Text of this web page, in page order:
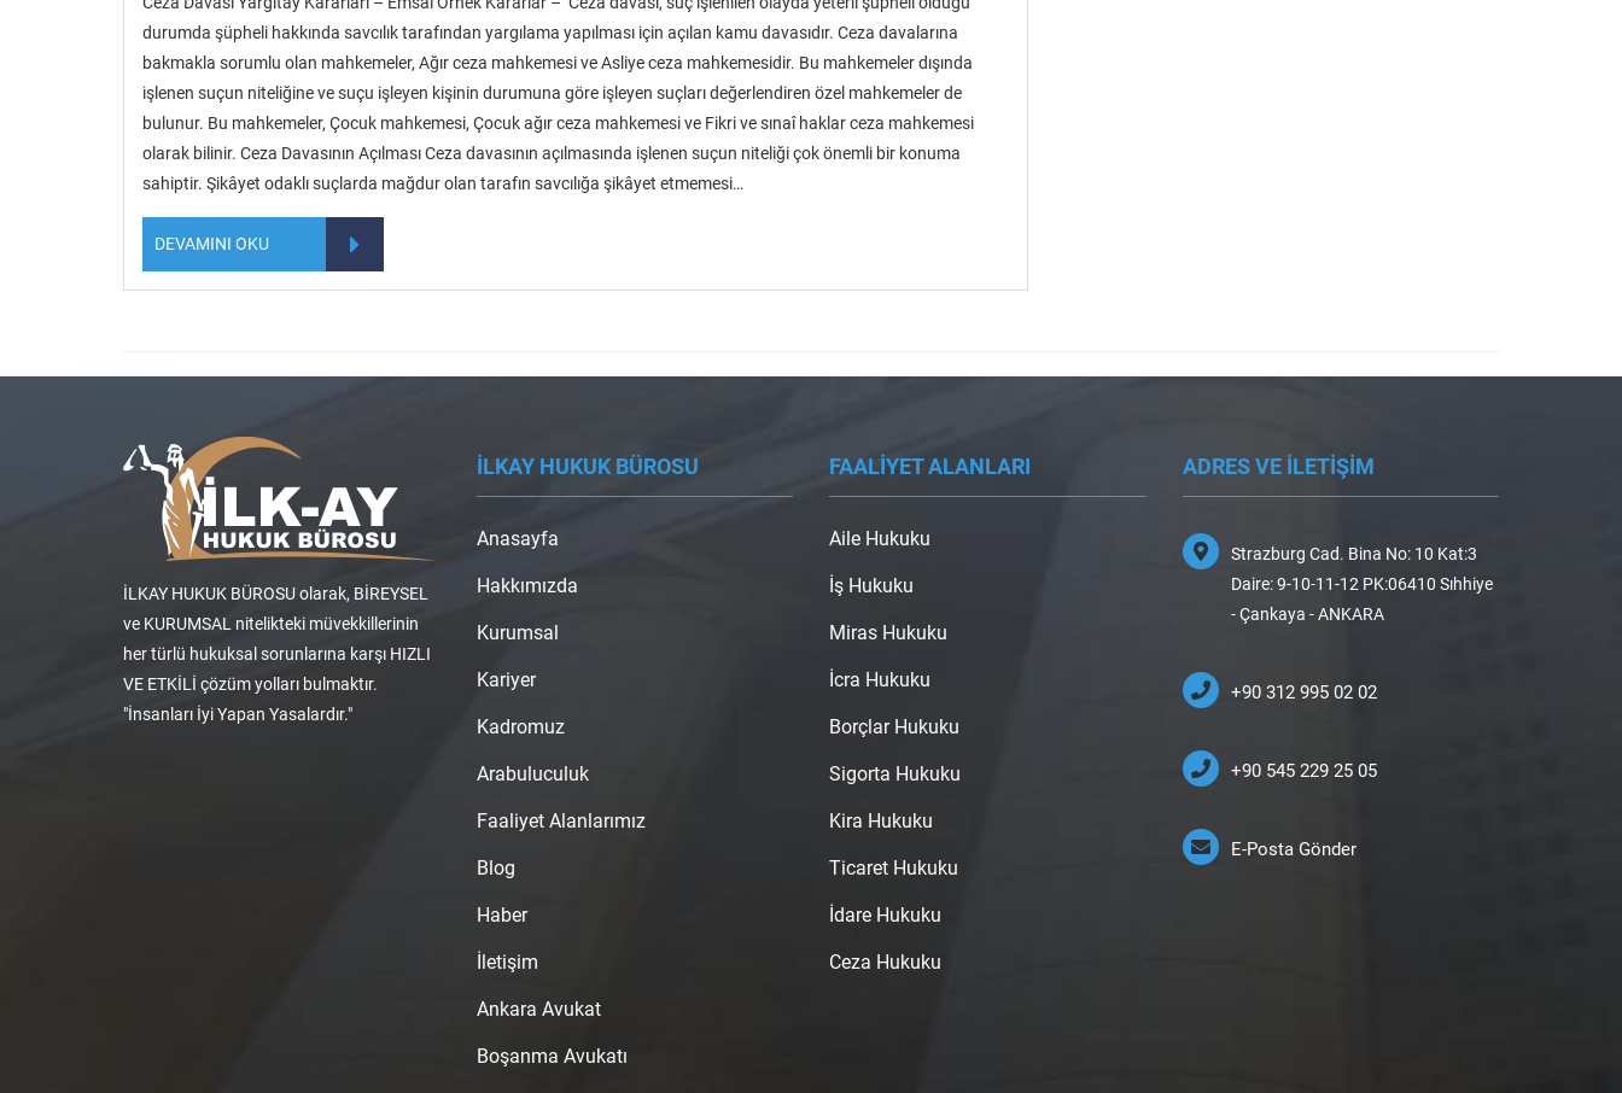
durumda şüpheli hakkında savcılık tarafından yargılama yapılması için açılan kamu davasıdır. Ceza davalarına
bakmakla sorumlu olan mahkemeler, Ağır ceza mahkemesi ve Asliye ceza mahkemesidir. Bu mahkemeler dışında
işlenen suçun niteliğine ve suçu işleyen kişinin durumuna göre işleyen suçları değerlendiren özel mahkemeler de
bulunur. Bu mahkemeler, Çocuk mahkemesi, Çocuk ağır ceza mahkemesi ve Fikri ve sınaî haklar ceza mahkemesi
olarak bilinir. Ceza Davasının Açılması Ceza davasının açılmasında işlenen suçun niteliği çok önemli bir konuma
sahiptir. Şikâyet odaklı suçlarda mağdur olan tarafın savcılığa şikâyet etmemesi…
DEVAMINI OKU
İLKAY HUKUK BÜROSU olarak, BİREYSEL
ve KURUMSAL nitelikteki müvekkillerinin
her türlü hukuksal sorunlarına karşı HIZLI
VE ETKİLİ çözüm yolları bulmaktır.
"İnsanları İyi Yapan Yasalardır."
İLKAY HUKUK BÜROSU
Anasayfa
Hakkımızda
Kurumsal
Kariyer
Kadromuz
Arabuluculuk
Faaliyet Alanlarımız
Blog
Haber
İletişim
Ankara Avukat
Boşanma Avukatı
FAALİYET ALANLARI
Aile Hukuku
İş Hukuku
Miras Hukuku
İcra Hukuku
Borçlar Hukuku
Sigorta Hukuku
Kira Hukuku
Ticaret Hukuku
İdare Hukuku
Ceza Hukuku
ADRES VE İLETİŞİM
Strazburg Cad. Bina No: 10 Kat:3
Daire: 9-10-11-12 PK:06410 Sıhhiye
- Çankaya - ANKARA
+90 312 995 02 02
+90 545 229 25 05
E-Posta Gönder